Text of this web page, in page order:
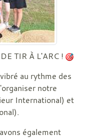
TIR À L'ARC !
au rythme des
notre
International) et
également